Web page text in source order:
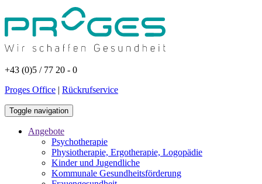
+43 (0)5 / 77 20 - 0
Proges Office | Rückrufservice
Toggle navigation
Angebote
Psychotherapie
Physiotherapie, Ergotherapie, Logopädie
Kinder und Jugendliche
Kommunale Gesundheitsförderung